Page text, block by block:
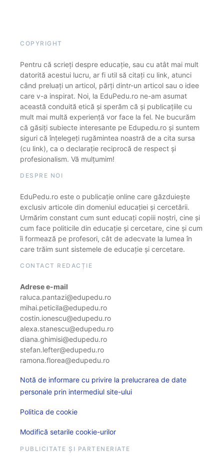
COPYRIGHT
Pentru că scrieți despre educație, sau cu atât mai mult
datorită acestui lucru, ar fi util să citați cu link, atunci
când preluați un articol, părți dintr-un articol sau o idee
care v-a inspirat. Noi, la EduPedu.ro ne-am asumat
această conduită etică și sperăm că și publicațiile cu
mult mai multă experiență vor face la fel. Ne bucurăm
că găsiți subiecte interesante pe Edupedu.ro și suntem
siguri că înțelegeți rugămintea noastră de a cita sursa
(cu link), ca o declarație reciprocă de respect și
profesionalism. Vă mulțumim!
DESPRE NOI
EduPedu.ro este o publicație online care găzduiește
exclusiv articole din domeniul educației și cercetării.
Urmărim constant cum sunt educați copiii noștri, cine și
cum face politicile din educație și cercetare, cine și cum
îi formează pe profesori, cât de adecvate la lumea în
care trăim sunt sistemele de educație și cercetare.
CONTACT REDACȚIE
Adrese e-mail
raluca.pantazi@edupedu.ro
mihai.peticila@edupedu.ro
costin.ionescu@edupedu.ro
alexa.stanescu@edupedu.ro
diana.ghimisi@edupedu.ro
stefan.lefter@edupedu.ro
ramona.florea@edupedu.ro
Notă de informare cu privire la prelucrarea de date
personale prin intermediul site-ului
Politica de cookie
Modifică setarile cookie-urilor
PUBLICITATE ȘI PARTENERIATE